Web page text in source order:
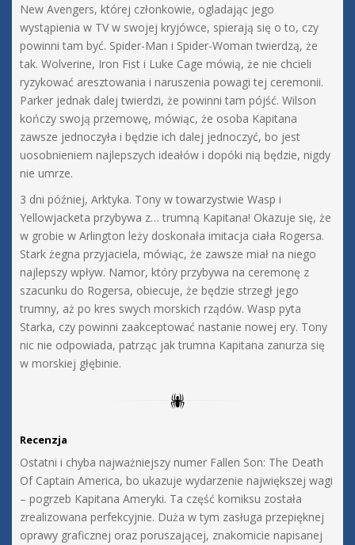
New Avengers, której członkowie, ogladając jego
wystąpienia w TV w swojej kryjówce, spierają się o to, czy
powinni tam być. Spider-Man i Spider-Woman twierdzą, że
tak. Wolverine, Iron Fist i Luke Cage mówią, że nie chcieli
ryzykować aresztowania i naruszenia powagi tej ceremonii.
Parker jednak dalej twierdzi, że powinni tam pójść. Wilson
kończy swoją przemowę, mówiąc, że osoba Kapitana
zawsze jednoczyła i będzie ich dalej jednoczyć, bo jest
uosobnieniem najlepszych ideałów i dopóki nią będzie, nigdy
nie umrze.
3 dni później, Arktyka. Tony w towarzystwie Wasp i
Yellowjacketa przybywa z… trumną Kapitana! Okazuje się, że
w grobie w Arlington leży doskonała imitacja ciała Rogersa.
Stark żegna przyjaciela, mówiąc, że zawsze miał na niego
najlepszy wpływ. Namor, który przybywa na ceremonę z
szacunku do Rogersa, obiecuje, że będzie strzegł jego
trumny, aż po kres swych morskich rządów. Wasp pyta
Starka, czy powinni zaakceptować nastanie nowej ery. Tony
nic nie odpowiada, patrząc jak trumna Kapitana zanurza się
w morskiej głębinie.
Recenzja
Ostatni i chyba najważniejszy numer Fallen Son: The Death
Of Captain America, bo ukazuje wydarzenie największej wagi
– pogrzeb Kapitana Ameryki. Ta część komiksu została
zrealizowana perfekcyjnie. Duża w tym zasługa przepięknej
oprawy graficznej oraz poruszającej, znakomicie napisanej